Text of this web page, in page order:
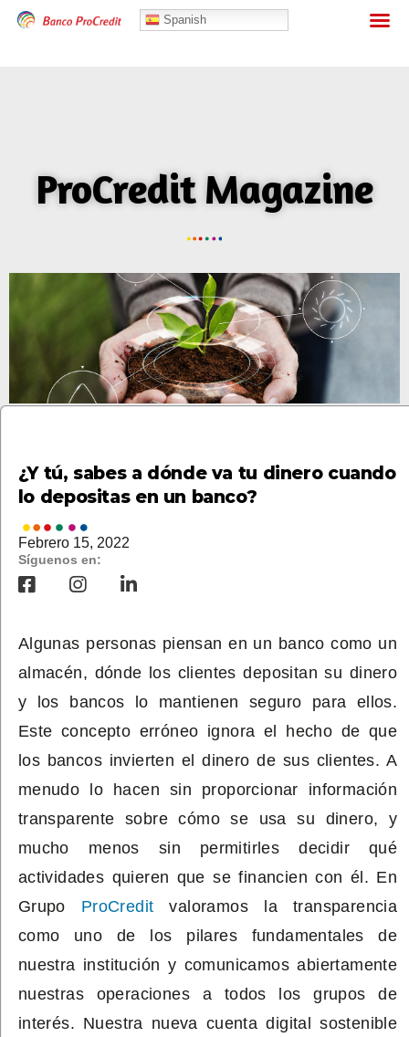
Spanish
ProCredit Magazine
¿Y tú, sabes a dónde va tu dinero cuando
lo depositas en un banco?
Febrero 15, 2022
Síguenos en:
Algunas personas piensan en un banco como un
almacén, dónde los clientes depositan su dinero
y los bancos lo mantienen seguro para ellos.
Este concepto erróneo ignora el hecho de que
los bancos invierten el dinero de sus clientes. A
menudo lo hacen sin proporcionar información
transparente sobre cómo se usa su dinero, y
mucho menos sin permitirles decidir qué
actividades quieren que se financien con él. En
Grupo ProCredit valoramos la transparencia
como uno de los pilares fundamentales de
nuestra institución y comunicamos abiertamente
nuestras operaciones a todos los grupos de
interés. Nuestra nueva cuenta digital sostenible